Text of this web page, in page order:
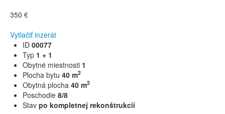
350 €
Vytlačiť inzerát
ID 00077
Typ 1 + 1
Obytné miestnosti 1
Plocha bytu 40 m2
Obytná plocha 40 m2
Poschodie 8/8
Stav po kompletnej rekonštrukcií